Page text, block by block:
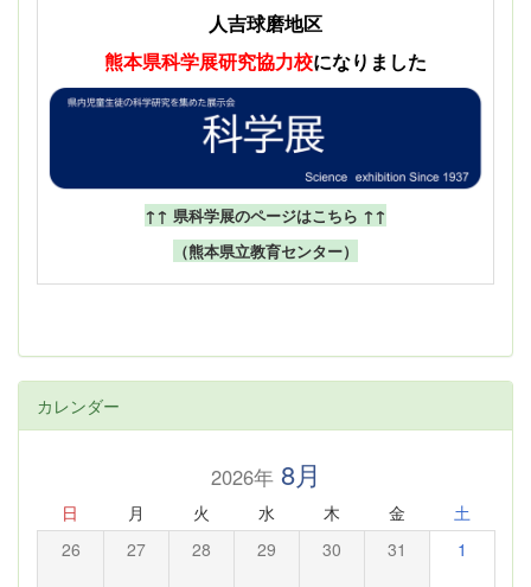
人吉球磨地区
熊本県科学展研究協力校になりました
↑↑ 県科学展のページはこちら ↑↑
（熊本県立教育センター）
カレンダー
2026年8月
日 月 火 水 木 金 土
26 27 28 29 30 31 1